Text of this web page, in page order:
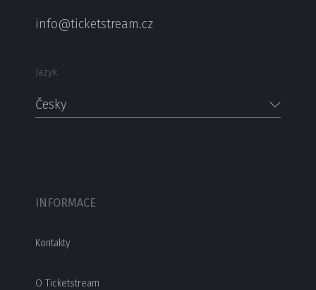
info@ticketstream.cz
Jazyk
Česky
INFORMACE
Kontakty
O Ticketstream